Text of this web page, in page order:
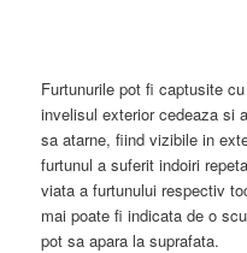
Furtunurile pot fi captusite
invelisul exterior cedeaza si
sa atarne, fiind vizibile in
furtunul a suferit indoiri
viata a furtunului respectiv
mai poate fi indicata de o
pot sa apara la suprafata.